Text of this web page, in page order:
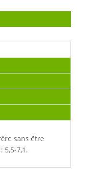
sans être
5,5-7,1.